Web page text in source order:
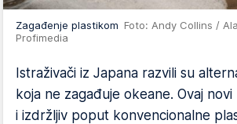
Zagađenje plastikom Foto: Andy Collins /
Profimedia
Istraživači iz Japana razvili su
koja ne zagađuje okeane. Ovaj
i izdržljiv poput konvencionalne